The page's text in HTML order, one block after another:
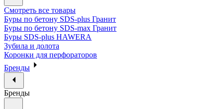
Смотреть все товары
Буры по бетону SDS-plus Гранит
Буры по бетону SDS-max Гранит
Буры SDS-plus HAWERA
Зубила и долота
Коронки для перфораторов
Бренды
Бренды